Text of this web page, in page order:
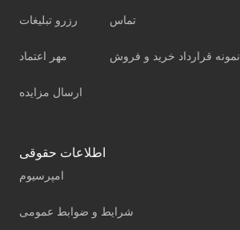
رزرو تبلیغات
مهر اعتماد
ارسال مزایده
تماس
نمونه قرارداد خرید و فروش
اطلاعات حقوقی
امپرسیوم
شرایط و ضوابط عمومی